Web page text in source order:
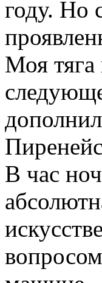
году. Но
Моя тяга
В час